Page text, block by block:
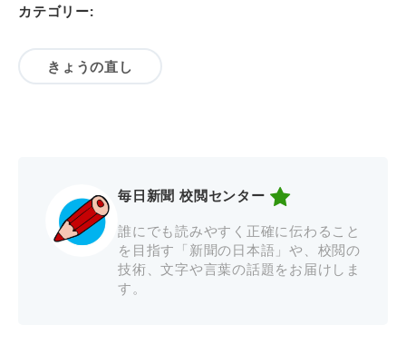
カテゴリー:
きょうの直し
毎日新聞 校閲センター
誰にでも読みやすく正確に伝わること
を目指す「新聞の日本語」や、校閲の
技術、文字や言葉の話題をお届けしま
す。